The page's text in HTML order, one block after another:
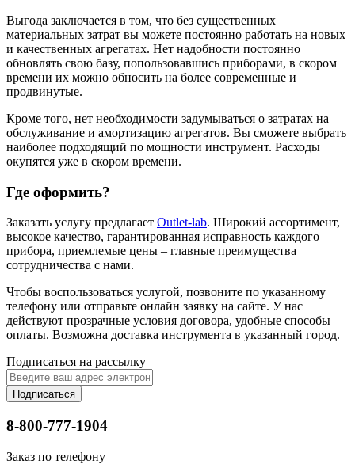
Выгода заключается в том, что без существенных
материальных затрат вы можете постоянно работать на новых
и качественных агрегатах. Нет надобности постоянно
обновлять свою базу, попользовавшись приборами, в скором
времени их можно обносить на более современные и
продвинутые.
Кроме того, нет необходимости задумываться о затратах на
обслуживание и амортизацию агрегатов. Вы сможете выбрать
наиболее подходящий по мощности инструмент. Расходы
окупятся уже в скором времени.
Где оформить?
Заказать услугу предлагает Outlet-lab. Широкий ассортимент,
высокое качество, гарантированная исправность каждого
прибора, приемлемые цены – главные преимущества
сотрудничества с нами.
Чтобы воспользоваться услугой, позвоните по указанному
телефону или отправьте онлайн заявку на сайте. У нас
действуют прозрачные условия договора, удобные способы
оплаты. Возможна доставка инструмента в указанный город.
Подписаться на рассылку
Подписаться
8-800-777-1904
Заказ по телефону